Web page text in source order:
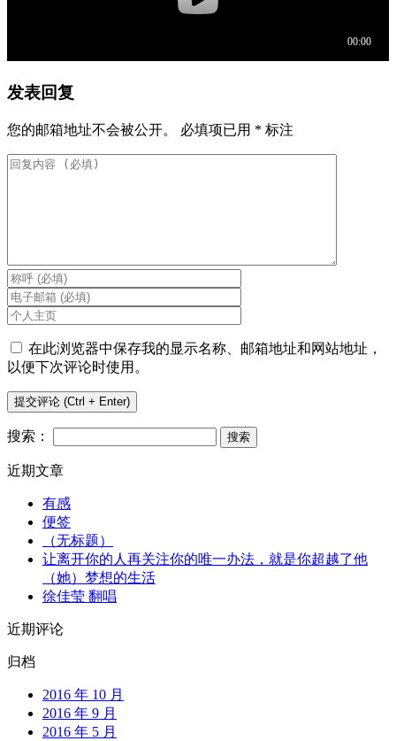
发表回复
您的邮箱地址不会被公开。 必填项已用 * 标注
在此浏览器中保存我的显示名称、邮箱地址和网站地址，
以便下次评论时使用。
搜索：
近期文章
有感
便签
（无标题）
让离开你的人再关注你的唯一办法，就是你超越了他
（她）梦想的生活
徐佳莹 翻唱
近期评论
归档
2016 年 10 月
2016 年 9 月
2016 年 5 月